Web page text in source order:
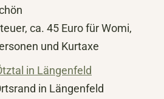
ca. 45 Euro für Womi,
und Kurtaxe
in Längenfeld
in Längenfeld